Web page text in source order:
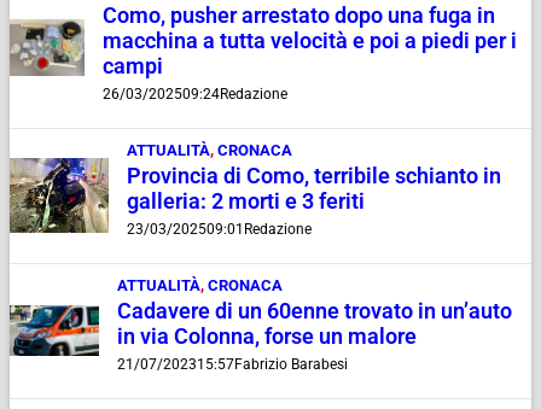
Como, pusher arrestato dopo una fuga in
macchina a tutta velocità e poi a piedi per i
campi
26/03/202509:24Redazione
ATTUALITÀ,CRONACA
Provincia di Como, terribile schianto in
galleria: 2 morti e 3 feriti
23/03/202509:01 Redazione
ATTUALITÀ,CRONACA
Cadavere di un 60enne trovato in un’auto
in via Colonna, forse un malore
21/07/202315:57Fabrizio Barabesi